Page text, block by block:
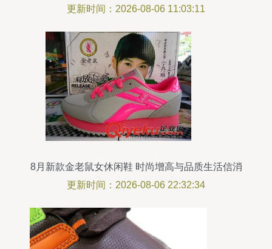
析
更新时间：2026-08-06 11:03:11
8月新款金老鼠女休闲鞋 时尚增高与品质生活信消
费领域的差异化创新
更新时间：2026-08-06 22:32:34